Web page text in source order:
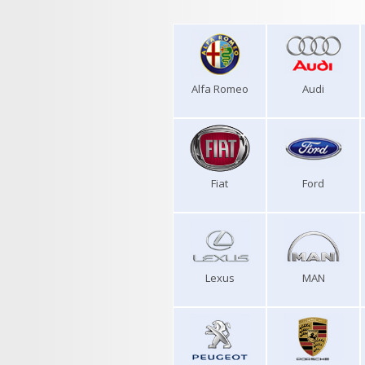
Alfa Romeo Audi
Fiat Ford
Lexus MAN